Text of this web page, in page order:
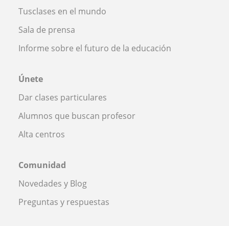
Tusclases en el mundo
Sala de prensa
Informe sobre el futuro de la educación
Únete
Dar clases particulares
Alumnos que buscan profesor
Alta centros
Comunidad
Novedades y Blog
Preguntas y respuestas